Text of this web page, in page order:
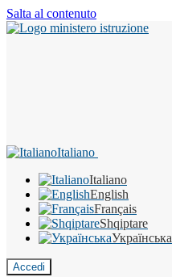
Salta al contenuto
Italiano
Italiano
English
Français
Shqiptare
Українська
Accedi